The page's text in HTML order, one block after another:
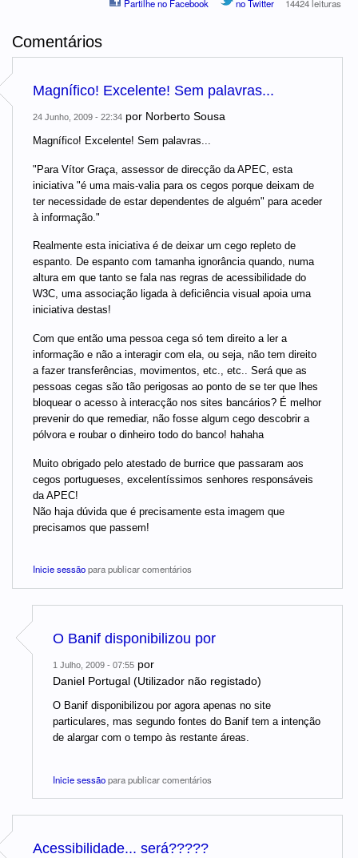
Partilhe no Facebook no Twitter 14424 leituras
Comentários
Magnífico! Excelente! Sem palavras...
24 Junho, 2009 - 22:34 por Norberto Sousa
Magnífico! Excelente! Sem palavras...
"Para Vítor Graça, assessor de direcção da APEC, esta
iniciativa "é uma mais-valia para os cegos porque deixam de
ter necessidade de estar dependentes de alguém" para aceder
à informação."
Realmente esta iniciativa é de deixar um cego repleto de
espanto. De espanto com tamanha ignorância quando, numa
altura em que tanto se fala nas regras de acessibilidade do
W3C, uma associação ligada à deficiência visual apoia uma
iniciativa destas!
Com que então uma pessoa cega só tem direito a ler a
informação e não a interagir com ela, ou seja, não tem direito
a fazer transferências, movimentos, etc., etc.. Será que as
pessoas cegas são tão perigosas ao ponto de se ter que lhes
bloquear o acesso à interacção nos sites bancários? É melhor
prevenir do que remediar, não fosse algum cego descobrir a
pólvora e roubar o dinheiro todo do banco! hahaha
Muito obrigado pelo atestado de burrice que passaram aos
cegos portugueses, excelentíssimos senhores responsáveis
da APEC!
Não haja dúvida que é precisamente esta imagem que
precisamos que passem!
Inicie sessãopara publicar comentários
O Banif disponibilizou por
1 Julho, 2009 - 07:55 por
Daniel Portugal (Utilizador não registado)
O Banif disponibilizou por agora apenas no site
particulares, mas segundo fontes do Banif tem a intenção
de alargar com o tempo às restante áreas.
Inicie sessãopara publicar comentários
Acessibilidade... será?????